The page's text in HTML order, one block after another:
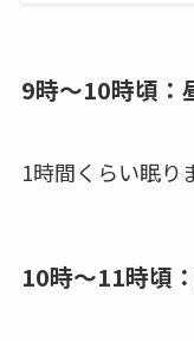
9時～10時頃：
1時間くらい眠り
10時～11時頃